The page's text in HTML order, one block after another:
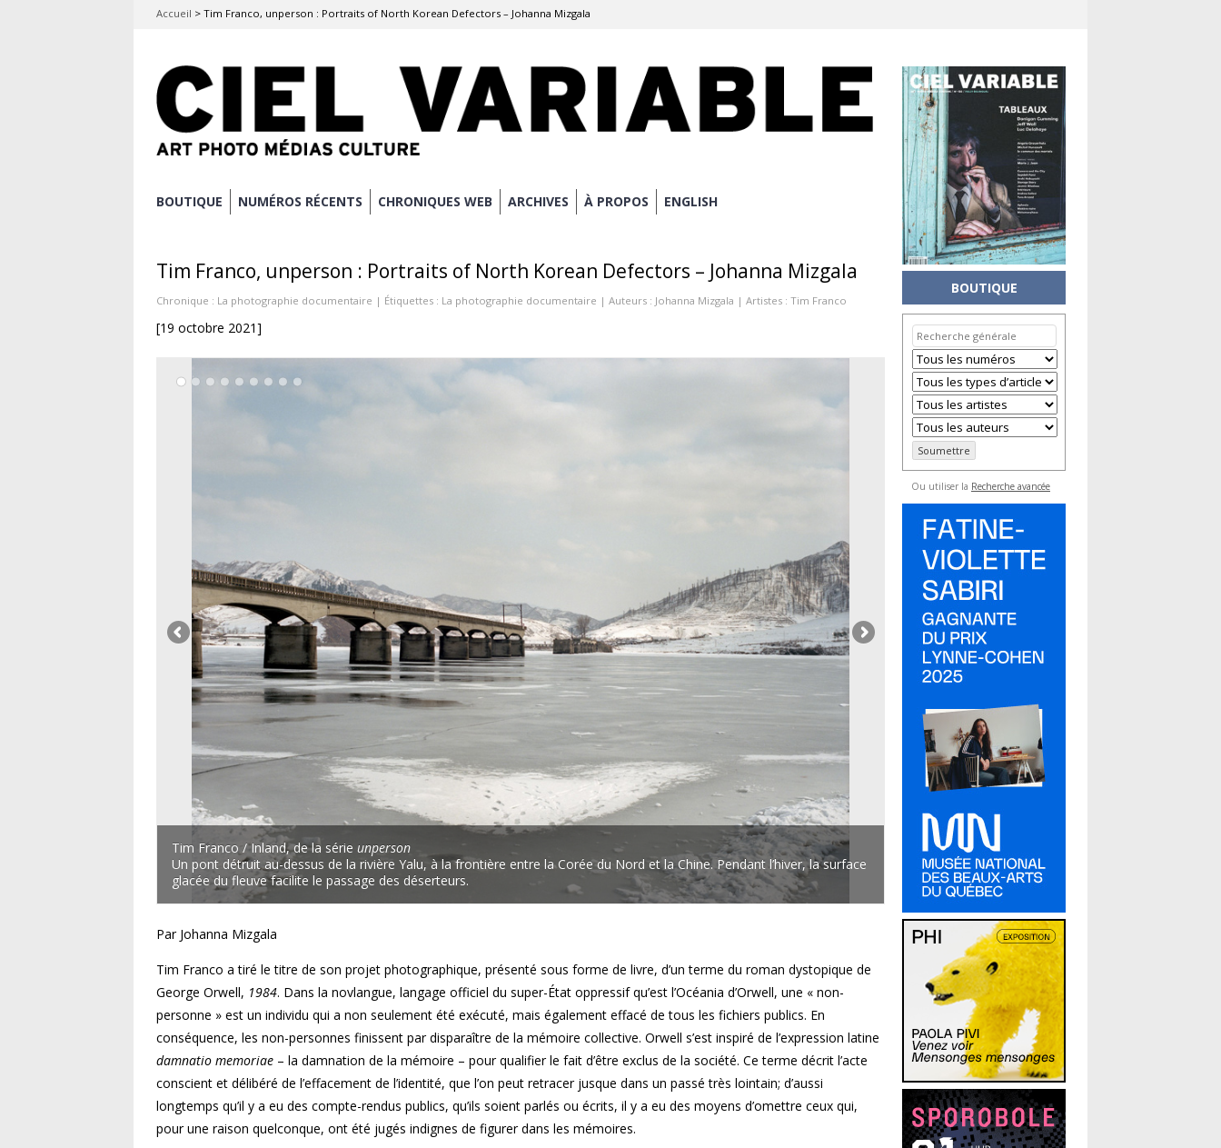
Accueil > Tim Franco, unperson : Portraits of North Korean Defectors – Johanna Mizgala
Aller
principal
BOUTIQUE NUMÉROS RÉCENTS CHRONIQUES WEB ARCHIVES À PROPOS ENGLISH
Tim Franco, unperson : Portraits of North Korean Defectors – Johanna Mizgala
Chronique : La photographie documentaire | Étiquettes : La photographie documentaire | Auteurs : Johanna Mizgala | Artistes : Tim Franco
[19 octobre 2021]
Tim Franco / Inland, de la série unperson
Un pont détruit au-dessus de la rivière Yalu, à la frontière entre la Corée du Nord et la Chine. Pendant l’hiver, la surface
glacée du fleuve facilite le passage des déserteurs.
Par Johanna Mizgala
Tim Franco a tiré le titre de son projet photographique, présenté sous forme de livre, d’un terme du roman dystopique de
George Orwell, 1984. Dans la novlangue, langage officiel du super-État oppressif qu’est l’Océania d’Orwell, une « non-
personne » est un individu qui a non seulement été exécuté, mais également effacé de tous les fichiers publics. En
conséquence, les non-personnes finissent par disparaître de la mémoire collective. Orwell s’est inspiré de l’expression latine
damnatio memoriae – la damnation de la mémoire – pour qualifier le fait d’être exclus de la société. Ce terme décrit l’acte
conscient et délibéré de l’effacement de l’identité, que l’on peut retracer jusque dans un passé très lointain; d’aussi
longtemps qu’il y a eu des compte-rendus publics, qu’ils soient parlés ou écrits, il y a eu des moyens d’omettre ceux qui,
pour une raison quelconque, ont été jugés indignes de figurer dans les mémoires.
BOUTIQUE
Ou utiliser la Recherche avancée